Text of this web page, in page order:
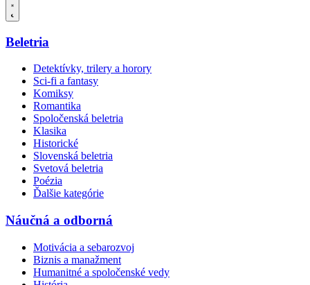
Beletria
Detektívky, trilery a horory
Sci-fi a fantasy
Komiksy
Romantika
Spoločenská beletria
Klasika
Historické
Slovenská beletria
Svetová beletria
Poézia
Ďalšie kategórie
Náučná a odborná
Motivácia a sebarozvoj
Biznis a manažment
Humanitné a spoločenské vedy